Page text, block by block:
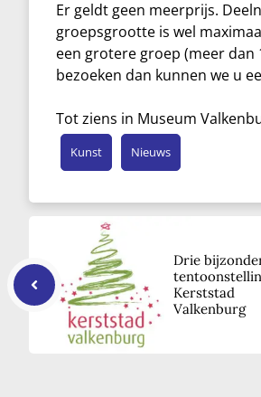
Er geldt geen meerprijs.
groepsgrootte is wel
een grotere groep (meer
bezoeken dan kunnen we u
Tot ziens in Museum
Kunst Nieuws
Drie
Kerststad
Valkenburg